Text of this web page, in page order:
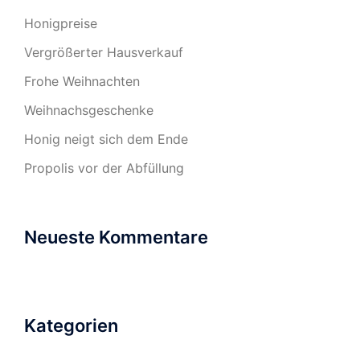
Honigpreise
Vergrößerter Hausverkauf
Frohe Weihnachten
Weihnachsgeschenke
Honig neigt sich dem Ende
Propolis vor der Abfüllung
Neueste Kommentare
Kategorien